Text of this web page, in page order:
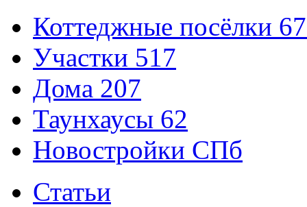
Коттеджные посёлки
Участки 517
Дома 207
Таунхаусы 62
Новостройки СПб
Статьи